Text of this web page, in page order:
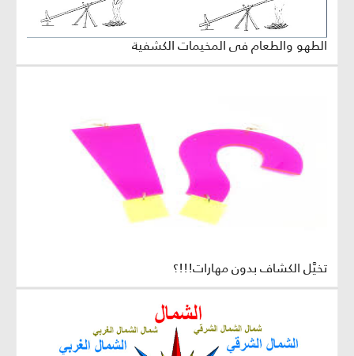
الطهو والطعام في المخيمات الكشفية
تخيَّل الكشاف بدون مهارات!!!؟